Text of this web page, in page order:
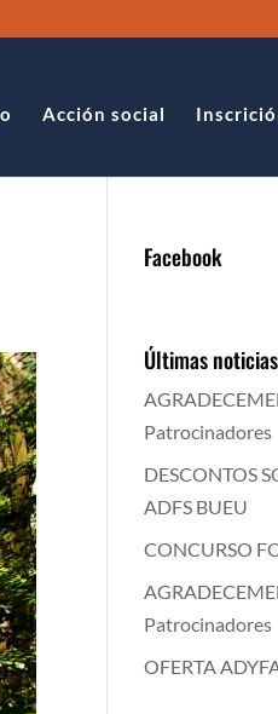
Acción social
Facebook
Últimas noticias
Patrocinadores
DESCONTOS
ADFS BUEU
CONCURSO
Patrocinadores
OFERTA